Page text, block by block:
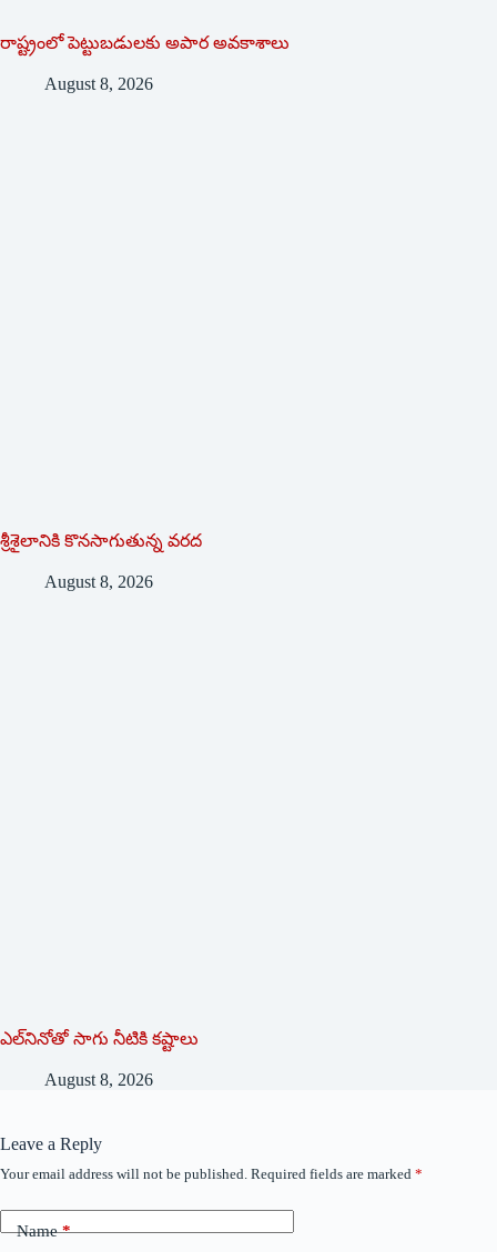
రాష్ట్రంలో పెట్టుబడులకు అపార అవకాశాలు
August 8, 2026
శ్రీశైలానికి కొనసాగుతున్న వరద
August 8, 2026
ఎల్‌నినోతో సాగు నీటికి కష్టాలు
August 8, 2026
Leave a Reply
Your email address will not be published. Required fields are marked *
Name*